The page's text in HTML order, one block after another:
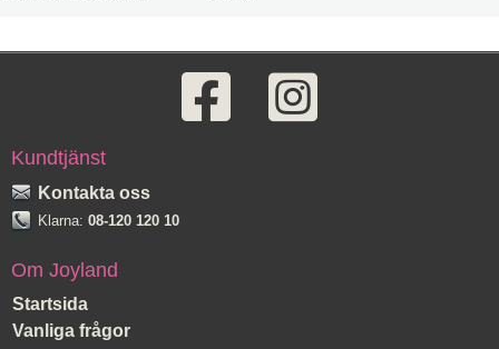
Kundtjänst
Kontakta oss
Klarna: 08-120 120 10
Om Joyland
Startsida
Vanliga frågor